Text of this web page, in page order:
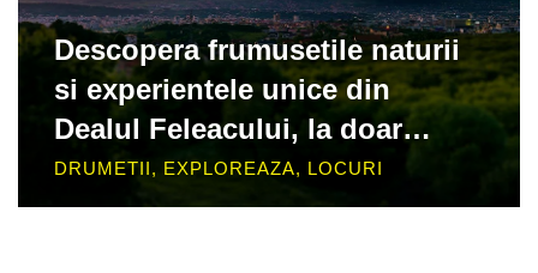
Descopera frumusetile naturii
si experientele unice din
Dealul Feleacului, la doar
cativa km de Cluj-Napoca!
DRUMETII , EXPLOREAZA, LOCURI